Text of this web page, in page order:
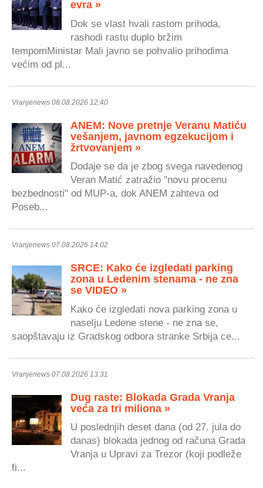
evra »
Dok se vlast hvali rastom prihoda,
rashodi rastu duplo bržim
tempomMinistar Mali javno se pohvalio prihodima
većim od pl...
Vranjenews 08.08.2026 12:40
ANEM: Nove pretnje Veranu Matiću
vešanjem, javnom egzekucijom i
žrtvovanjem »
Dodaje se da je zbog svega navedenog
Veran Matić zatražio "novu procenu
bezbednosti" od MUP-a, dok ANEM zahteva od
Poseb...
Vranjenews 07.08.2026 14:02
SRCE: Kako će izgledati parking
zona u Ledenim stenama - ne zna
se VIDEO »
Kako će izgledati nova parking zona u
naselju Ledene stene - ne zna se,
saopštavaju iz Gradskog odbora stranke Srbija ce...
Vranjenews 07.08.2026 13:31
Dug raste: Blokada Grada Vranja
veća za tri miliona »
U poslednjih deset dana (od 27. jula do
danas) blokada jednog od računa Grada
Vranja u Upravi za Trezor (koji podleže
fi...